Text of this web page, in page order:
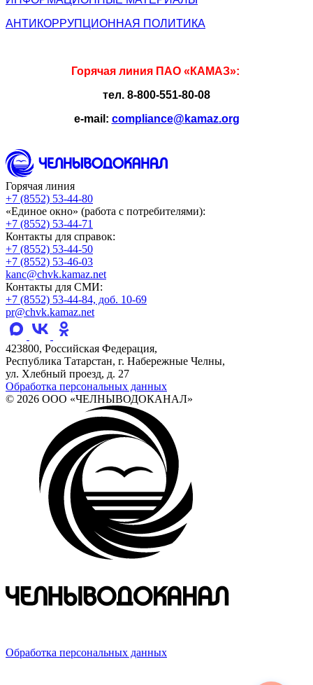
АНТИКОРРУПЦИОННАЯ ПОЛИТИКА
Горячая линия ПАО « КАМАЗ»:
тел. 8-800-551-80-08
e-mail : compliance@ kamaz.org
Горячая линия
+7 (8552) 53-44-80
«Единое окно» (работа с потребителями):
+7 (8552) 53-44-71
Контакты для справок:
+7 (8552) 53-44-50
+7 (8552) 53-46-03
kanc@chvk.kamaz.net
Контакты для СМИ:
+7 (8552) 53-44-84, доб. 10-69
pr@chvk.kamaz.net
423800, Российская Федерация,
Республика Татарстан, г. Набережные Челны,
ул. Хлебный проезд, д. 27
Обработка персональных данных
© 2026 ООО «ЧЕЛНЫВОДОКАНАЛ»
Обработка персональных данных